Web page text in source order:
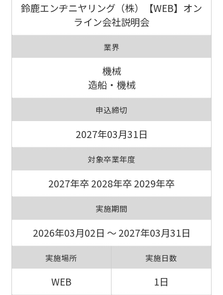
鈴鹿エンヂニヤリング（株）【WEB】オン
ライン会社説明会
業界
機械
造船・機械
申込締切
2027年03月31日
対象卒業年度
2027年卒 2028年卒 2029年卒
実施期間
2026年03月02日 ～ 2027年03月31日
実施場所
WEB
実施日数
1日